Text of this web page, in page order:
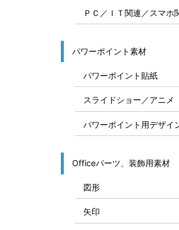
ＰＣ／ＩＴ関連／スマホ
パワーポイント素材
パワーポイント貼紙
スライドショー／アニメ
パワーポイント用デザイ
Officeパーツ、装飾用素材
図形
矢印